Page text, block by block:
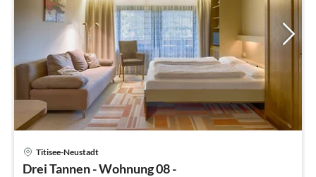
Titisee-Neustadt
Drei Tannen - Wohnung 08 -